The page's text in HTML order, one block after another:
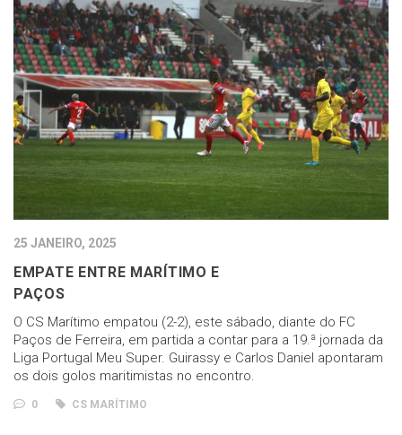
25 JANEIRO, 2025
EMPATE ENTRE MARÍTIMO E
O CS Marítimo empatou (2-2), este sábado, diante do FC
Paços de Ferreira, em partida a contar para a 19.ª jornada da
Liga Portugal Meu Super. Guirassy e Carlos Daniel apontaram
os dois golos maritimistas no encontro.
0 CS MARÍTIMO